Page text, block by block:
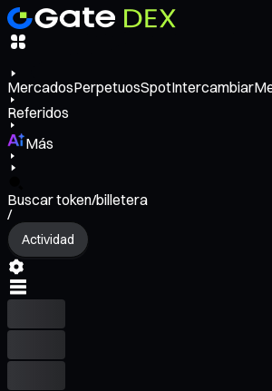
MercadosPerpetuosSpotIntercambiar
Referidos
Más
Buscar token/billetera
/
Actividad